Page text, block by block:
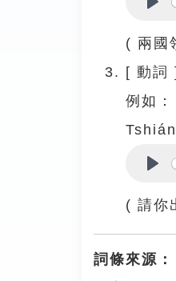
( 兩國
[ 動詞
例如：
( 請你
詞條來源：